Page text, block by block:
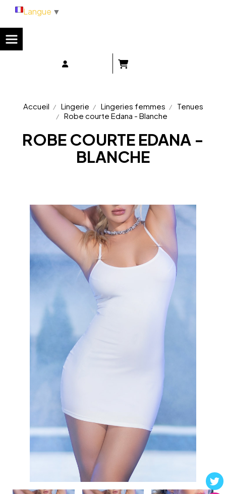
Accueil Lingerie Lingeries femmes
Tenues
Robe courte Edana - Blanche
ROBE COURTE EDANA -
BLANCHE
Langue ▼